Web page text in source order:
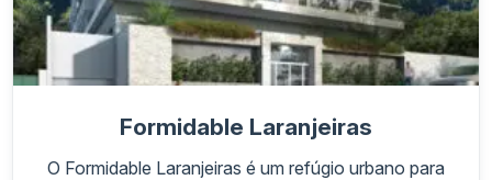
Formidable Laranjeiras
O Formidable Laranjeiras é um refúgio urbano para